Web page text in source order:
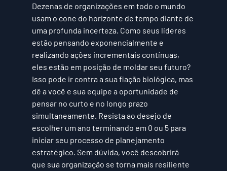
Dezenas de organizações em todo o mundo
usam o cone do horizonte de tempo diante de
uma profunda incerteza. Como seus líderes
estão pensando exponencialmente e
realizando ações incrementais contínuas,
eles estão em posição de moldar seu futuro?
Isso pode ir contra a sua fiação biológica, mas
dê a você e sua equipe a oportunidade de
pensar no curto e no longo prazo
simultaneamente. Resista ao desejo de
escolher um ano terminando em 0 ou 5 para
iniciar seu processo de planejamento
estratégico. Sem dúvida, você descobrirá
que sua organização se torna mais resiliente